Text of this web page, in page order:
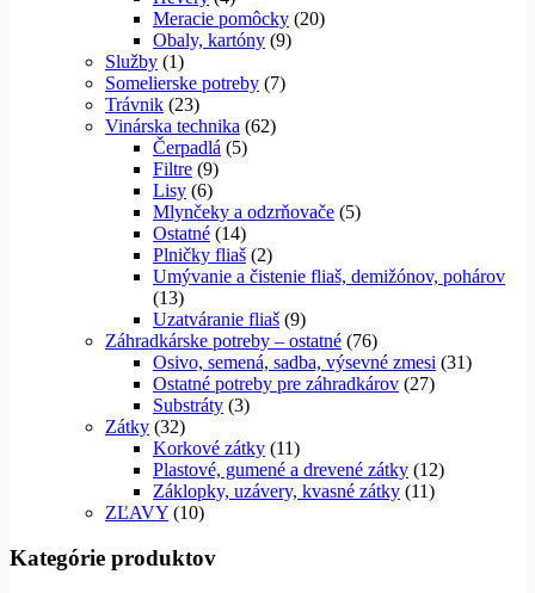
Meracie pomôcky (20)
Obaly, kartóny (9)
Služby (1)
Somelierske potreby (7)
Trávnik (23)
Vinárska technika (62)
Čerpadlá (5)
Filtre (9)
Lisy (6)
Mlynčeky a odzrňovače (5)
Ostatné (14)
Plničky fliaš (2)
Umývanie a čistenie fliaš, demižónov, pohárov
(13)
Uzatváranie fliaš (9)
Záhradkárske potreby – ostatné (76)
Osivo, semená, sadba, výsevné zmesi (31)
Ostatné potreby pre záhradkárov (27)
Substráty (3)
Zátky (32)
Korkové zátky (11)
Plastové, gumené a drevené zátky (12)
Záklopky, uzávery, kvasné zátky (11)
ZĽAVY (10)
Kategórie produktov